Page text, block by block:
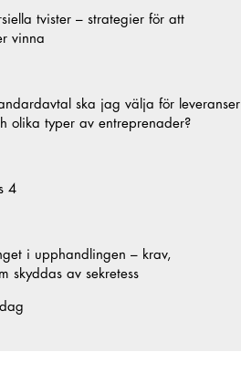
tvister – strategier för att
vinna
ska jag välja för leveranser
olika typer av entreprenader?
4
i upphandlingen – krav,
skyddas av sekretess